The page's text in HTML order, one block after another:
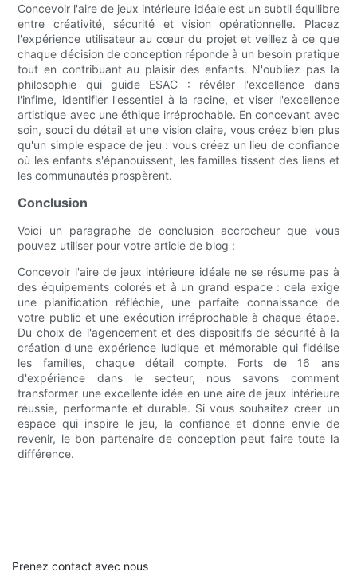
Concevoir l'aire de jeux intérieure idéale est un subtil équilibre
entre créativité, sécurité et vision opérationnelle. Placez
l'expérience utilisateur au cœur du projet et veillez à ce que
chaque décision de conception réponde à un besoin pratique
tout en contribuant au plaisir des enfants. N'oubliez pas la
philosophie qui guide ESAC : révéler l'excellence dans
l'infime, identifier l'essentiel à la racine, et viser l'excellence
artistique avec une éthique irréprochable. En concevant avec
soin, souci du détail et une vision claire, vous créez bien plus
qu'un simple espace de jeu : vous créez un lieu de confiance
où les enfants s'épanouissent, les familles tissent des liens et
les communautés prospèrent.
Conclusion
Voici un paragraphe de conclusion accrocheur que vous
pouvez utiliser pour votre article de blog :
Concevoir l'aire de jeux intérieure idéale ne se résume pas à
des équipements colorés et à un grand espace : cela exige
une planification réfléchie, une parfaite connaissance de
votre public et une exécution irréprochable à chaque étape.
Du choix de l'agencement et des dispositifs de sécurité à la
création d'une expérience ludique et mémorable qui fidélise
les familles, chaque détail compte. Forts de 16 ans
d'expérience dans le secteur, nous savons comment
transformer une excellente idée en une aire de jeux intérieure
réussie, performante et durable. Si vous souhaitez créer un
espace qui inspire le jeu, la confiance et donne envie de
revenir, le bon partenaire de conception peut faire toute la
différence.
Prenez contact avec nous